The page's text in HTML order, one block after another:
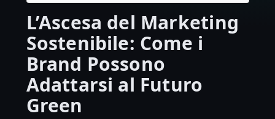
L’Ascesa del Marketing
Sostenibile: Come i
Brand Possono
Adattarsi al Futuro
Green